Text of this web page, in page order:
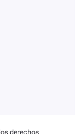
derechos